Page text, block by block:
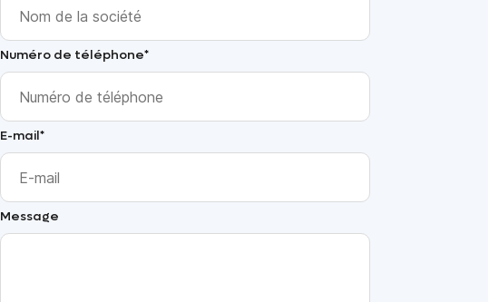
Numéro de téléphone*
E-mail*
Message